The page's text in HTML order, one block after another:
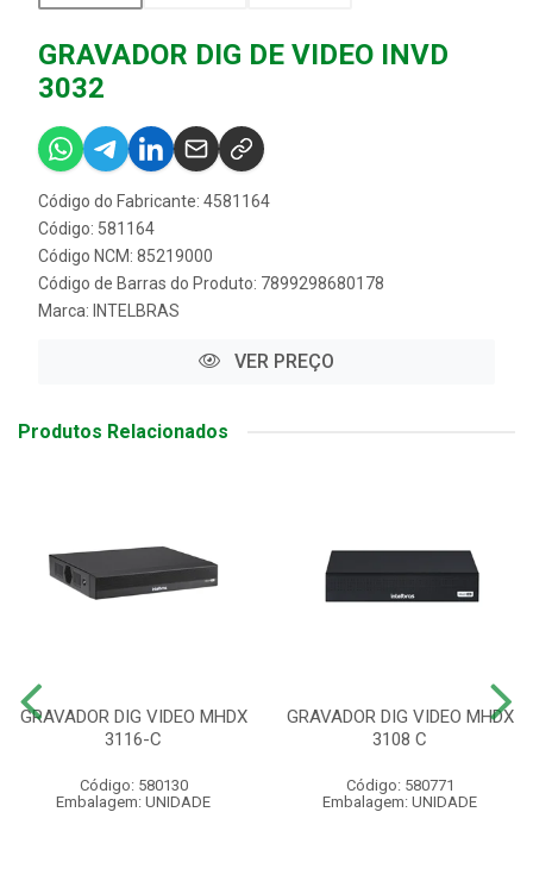
GRAVADOR DIG DE VIDEO INVD
3032
Código do Fabricante: 4581164
Código: 581164
Código NCM: 85219000
Código de Barras do Produto: 7899298680178
Marca: INTELBRAS
VER PREÇO
Produtos Relacionados
GRAVADOR DIG VIDEO MHDX
3116-C
Código: 580130
Embalagem: UNIDADE
GRAVADOR DIG VIDEO MHDX
3108 C
Código: 580771
Embalagem: UNIDADE